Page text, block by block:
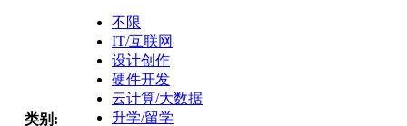
类别:
不限
IT/互联网
设计创作
硬件开发
云计算/大数据
升学/留学